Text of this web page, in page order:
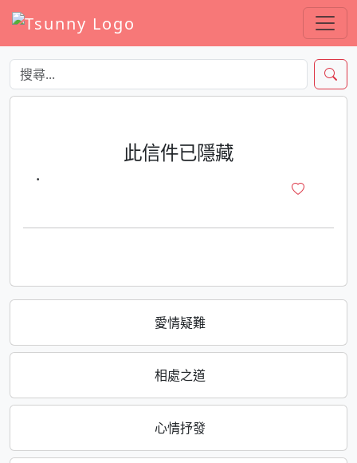
愛情疑難
相處之道
心情抒發
此信件已隱藏
·